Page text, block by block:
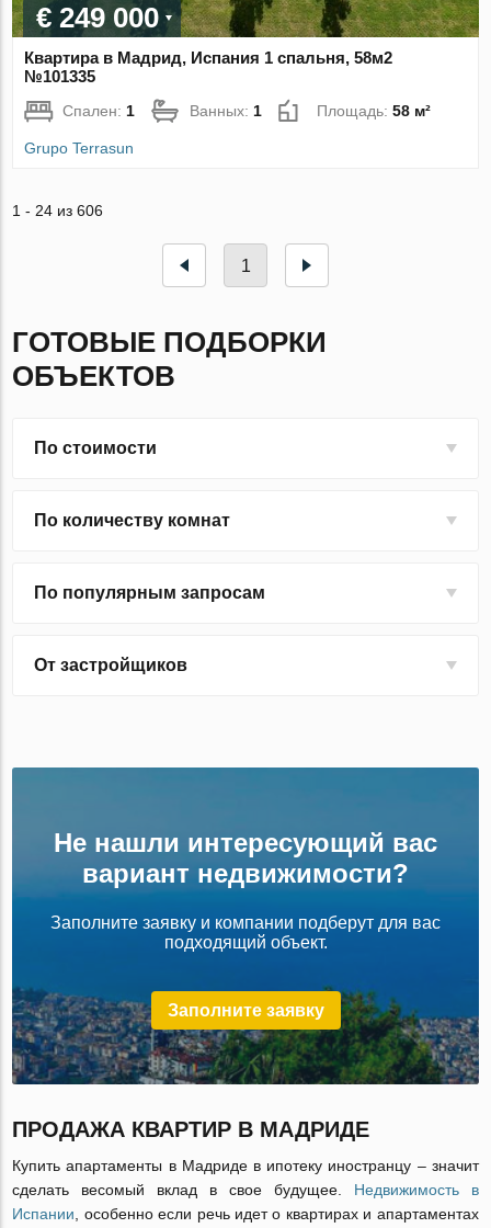
€ 249 000
Квартира в Мадрид, Испания 1 спальня, 58м2
№101335
Спален:1 Ванных:1 Площадь:58 м²
Grupo Terrasun
1 - 24 из 606
1
ГОТОВЫЕ ПОДБОРКИ
ОБЪЕКТОВ
По стоимости
По количеству комнат
По популярным запросам
От застройщиков
Не нашли интересующий вас
вариант недвижимости?
Заполните заявку и компании подберут для вас
подходящий объект.
Заполните заявку
ПРОДАЖА КВАРТИР В МАДРИДЕ
Купить апартаменты в Мадриде в ипотеку иностранцу – значит
сделать весомый вклад в свое будущее. Недвижимость в
Испании, особенно если речь идет о квартирах и апартаментах